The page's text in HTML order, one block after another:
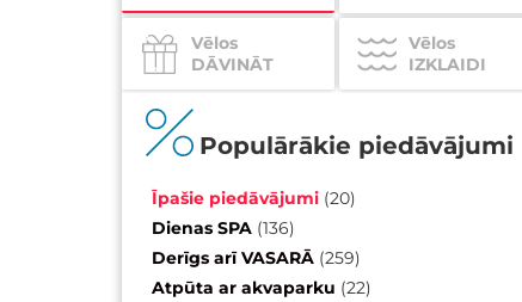
Vēlos
DĀVINĀT
Vēlos
IZKLAIDI
Populārākie piedāvājumi
Īpašie piedāvājumi (20)
Dienas SPA (136)
Derīgs arī VASARĀ (259)
Atpūta ar akvaparku (22)